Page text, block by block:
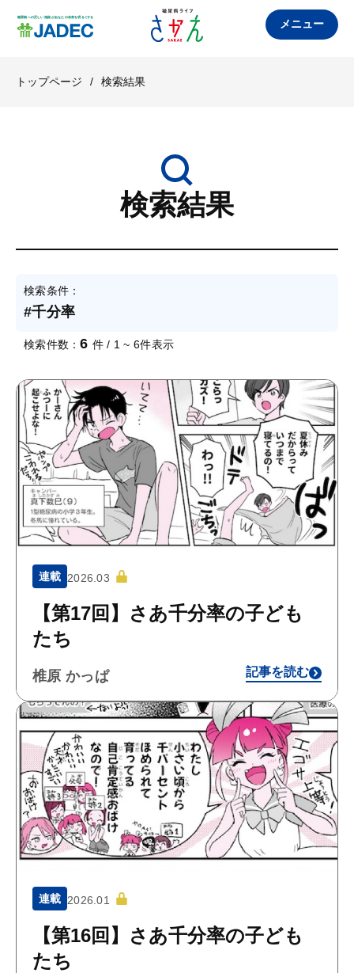
メニュー
トップページ / 検索結果
検索結果
検索条件：
#千分率
検索件数：6 件 / 1 ~ 6件表示
連載 2026.03
【第17回】さあ千分率の子ども
たち
椎原 かっぱ 記事を読む
連載 2026.01
【第16回】さあ千分率の子ども
たち